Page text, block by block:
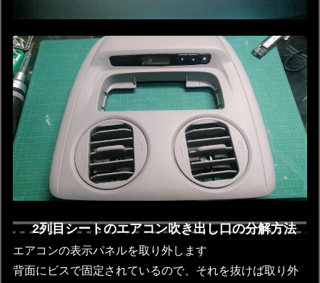
2列目シートのエアコン吹き出し口の分解方法
エアコンの表示パネルを取り外します
背面にビスで固定されているので、それを抜けば取り外